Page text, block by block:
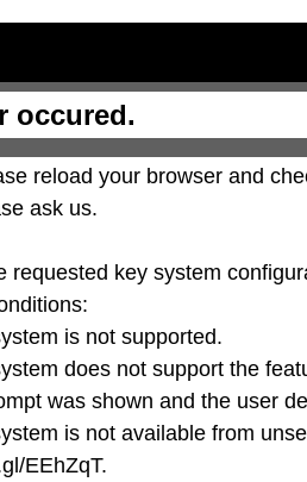
occured.
reload your browser and
ask us.
requested key system
EEhZqT.